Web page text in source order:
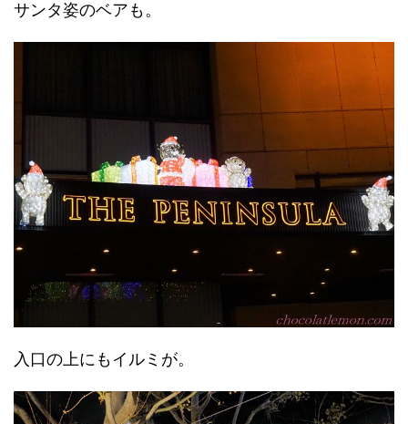
サンタ姿のベアも。
入口の上にもイルミが。